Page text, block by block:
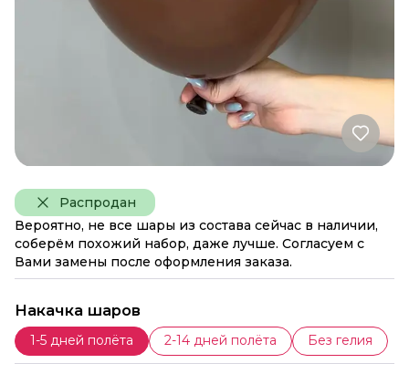
Распродан
Вероятно, не все шары из состава сейчас в наличии,
соберём похожий набор, даже лучше. Согласуем с
Вами замены после оформления заказа.
Накачка шаров
1-5 дней полёта 2-14 дней полёта Без гелия